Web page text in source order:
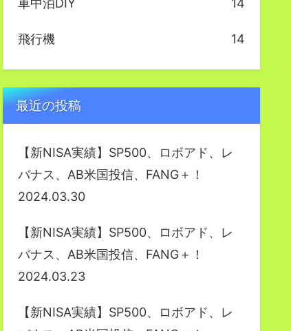
車中泊DIY 14
飛行機 14
最近の投稿
【新NISA実績】SP500、ロボアド、レ
バナス、AB米国投信、FANG＋！
2024.03.30
【新NISA実績】SP500、ロボアド、レ
バナス、AB米国投信、FANG＋！
2024.03.23
【新NISA実績】SP500、ロボアド、レ